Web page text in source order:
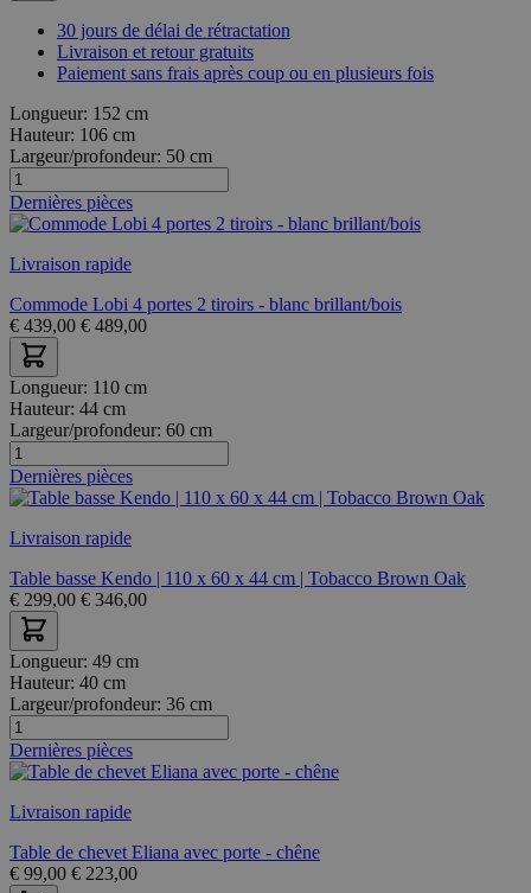
30 jours de délai de rétractation
Livraison et retour gratuits
Paiement sans frais après coup ou en plusieurs fois
Longueur: 152 cm
Hauteur: 106 cm
Largeur/profondeur: 50 cm
Dernières pièces
Livraison rapide
Commode Lobi 4 portes 2 tiroirs - blanc brillant/bois
€ 439,00 € 489,00
Longueur: 110 cm
Hauteur: 44 cm
Largeur/profondeur: 60 cm
Dernières pièces
Livraison rapide
Table basse Kendo | 110 x 60 x 44 cm | Tobacco Brown Oak
€ 299,00 € 346,00
Longueur: 49 cm
Hauteur: 40 cm
Largeur/profondeur: 36 cm
Dernières pièces
Livraison rapide
Table de chevet Eliana avec porte - chêne
€ 99,00 € 223,00